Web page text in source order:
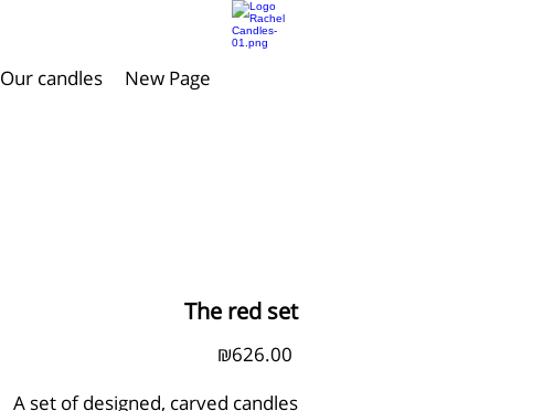
New Page
Our candles
The red set
₪626.00
A set of designed, carved candles